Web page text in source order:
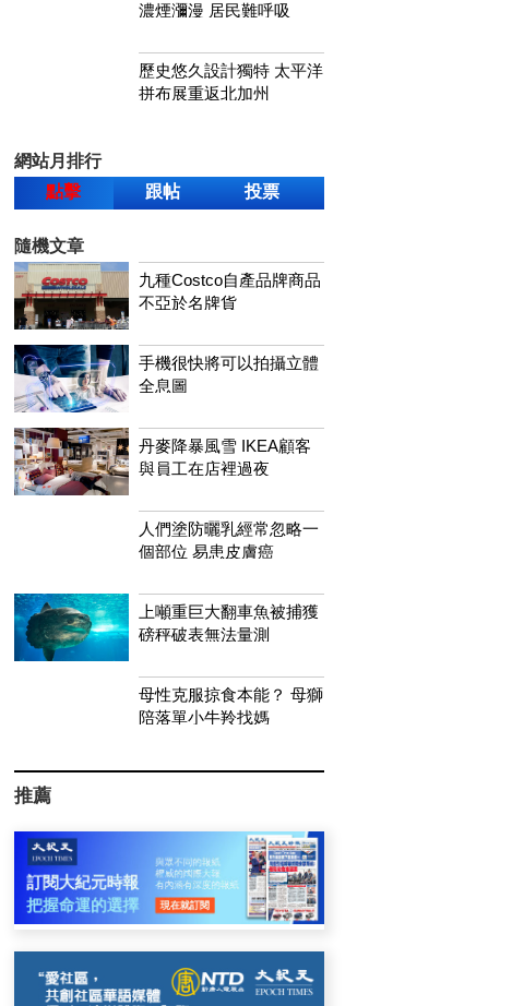
濃煙瀰漫 居民難呼吸
歷史悠久設計獨特 太平洋
拼布展重返北加州
網站月排行
點擊
跟帖 投票
隨機文章
九種Costco自產品牌商品
不亞於名牌貨
手機很快將可以拍攝立體
全息圖
丹麥降暴風雪 IKEA顧客
與員工在店裡過夜
人們塗防曬乳經常忽略一
個部位 易患皮膚癌
上噸重巨大翻車魚被捕獲
磅秤破表無法量測
母性克服掠食本能？ 母獅
陪落單小牛羚找媽
推薦